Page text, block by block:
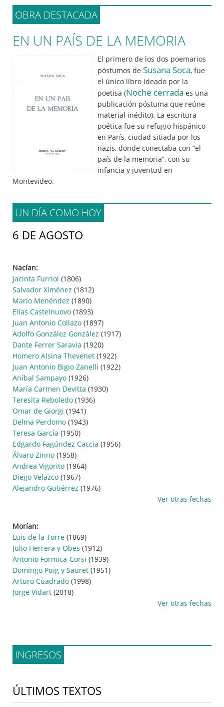
OBRA DESTACADA
EN UN PAÍS DE LA MEMORIA
El primero de los dos poemarios
póstumos de Susana Soca, fue
el único libro ideado por la
poetisa (Noche cerrada es una
publicación póstuma que reúne
material inédito). La escritura
poética fue su refugio hispánico
en París, ciudad sitiada por los
nazis, donde conectaba con “el
país de la memoria”, con su
infancia y juventud en
Montevideo.
UN DÍA COMO HOY
6 DE AGOSTO
Nacían:
Jacinta Furriol (1806)
Salvador Ximénez (1812)
Mario Menéndez (1890)
Elías Castelnuovo (1893)
Juan Antonio Collazo (1897)
Adolfo González González (1917)
Dante Ferrer Saravia (1920)
Homero Alsina Thevenet (1922)
Juan Antonio Bigio Zanelli (1922)
Aníbal Sampayo (1926)
María Carmen Devitta (1930)
Teresita Reboledo (1936)
Omar de Giorgi (1941)
Delma Perdomo (1943)
Teresa García (1950)
Edgardo Fagúndez Caccia (1956)
Álvaro Zinno (1958)
Andrea Vigorito (1964)
Diego Velazco (1967)
Alejandro Gutiérrez (1976)
Ver otras fechas
Morían:
Luis de la Torre (1869)
Julio Herrera y Obes (1912)
Antonio Formica-Corsi (1939)
Domingo Puig y Sauret (1951)
Arturo Cuadrado (1998)
Jorge Vidart (2018)
Ver otras fechas
INGRESOS
ÚLTIMOS TEXTOS